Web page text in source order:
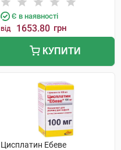
Є в наявності
від 1653.80 грн
КУПИТИ
Цисплатин Ебеве